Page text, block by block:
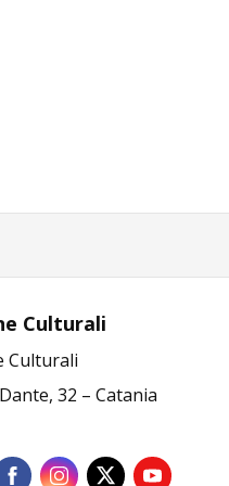
Culturali
Culturali
32 – Catania